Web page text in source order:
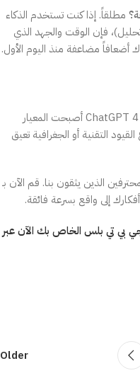
مطلقاً. إذا كنت تستخدم الذكاء
فإن الوقت والجهد الذي
الذكاء الاصطناعي لا ينتظر أحداً، وأدوات مثل ChatGPT 4 أصبحت المعيار
التقنية أو الجغرافية تعيق
الذين يثقون بنا. قم الآن بـ
إلى واقع بسرعة فائقة.
بي تي بلس الخاص بك الآن عبر
Older